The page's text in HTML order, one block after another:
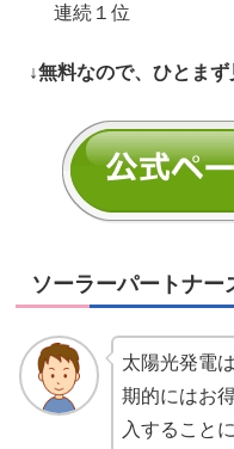
連続１位
↓無料なので、ひとま
ソーラーパートナー
太陽光発電
期的にはお
入すること